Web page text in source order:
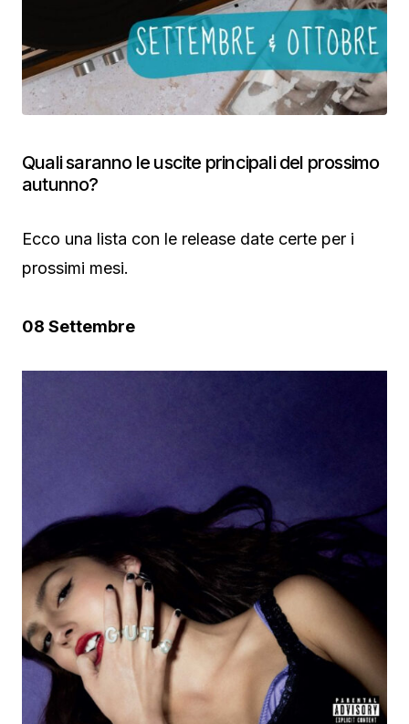
Quali saranno le uscite principali del prossimo
autunno?
Ecco una lista con le release date certe per i
prossimi mesi.
08 Settembre